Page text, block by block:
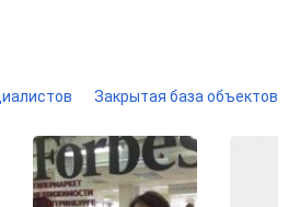
Закрытая база объектов